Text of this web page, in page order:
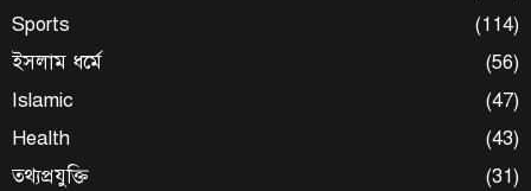
Sports
(114)
ইসলাম ধর্মে
(56)
Islamic
(47)
Health
(43)
তথ্যপ্রযুক্তি
(31)